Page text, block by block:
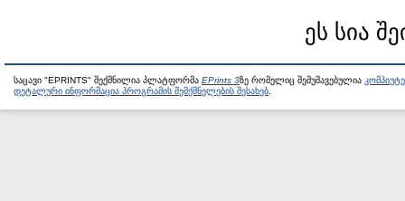
ეს სია
საცავი "EPRINTS" შექმნილია პლატფორმა EPrints 3ზე რომელიც შემუშავებულია
დეტალური ინფორმაცია პროგრამის შემქმნელების შესახებ